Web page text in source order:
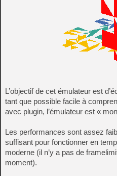
L’objectif de cet émulateur est
tant que possible facile à
avec plugin, l’émulateur est «
Les performances sont assez
suffisant pour fonctionner en
moderne (il n’y a pas de
moment).